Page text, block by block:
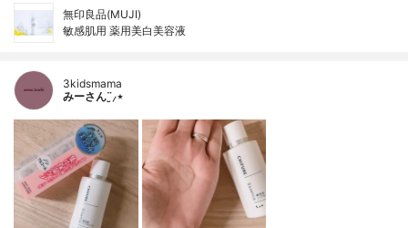
無印良品(MUJI)
敏感肌用 薬用美白美容液
3kidsmama
みーさん¨̮⸝⋆